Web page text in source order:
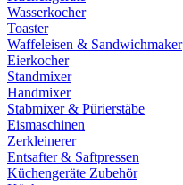
Wasserkocher
Toaster
Waffeleisen & Sandwichmaker
Eierkocher
Standmixer
Handmixer
Stabmixer & Pürierstäbe
Eismaschinen
Zerkleinerer
Entsafter & Saftpressen
Küchengeräte Zubehör